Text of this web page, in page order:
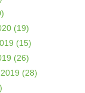
(19)
(15)
(26)
(28)